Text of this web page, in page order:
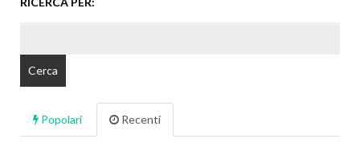
Popolari Recenti